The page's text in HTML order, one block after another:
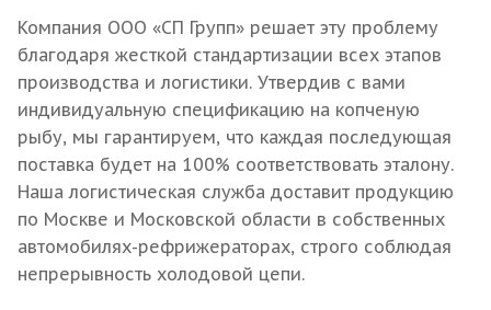
Компания ООО «СП Групп» решает эту проблему
благодаря жесткой стандартизации всех этапов
производства и логистики. Утвердив с вами
индивидуальную спецификацию на копченую
рыбу, мы гарантируем, что каждая последующая
поставка будет на 100% соответствовать эталону.
Наша логистическая служба доставит продукцию
по Москве и Московской области в собственных
автомобилях-рефрижераторах, строго соблюдая
непрерывность холодовой цепи.